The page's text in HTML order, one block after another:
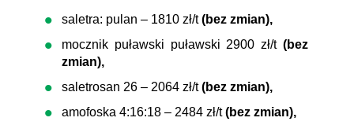
saletra: pulan – 1810 zł/t(bez zmian),
mocznik puławski puławski 2900 zł/t(bez
zmian),
saletrosan 26 – 2064 zł/t(bez zmian),
amofoska 4:16:18 – 2484 zł/t(bez zmian),